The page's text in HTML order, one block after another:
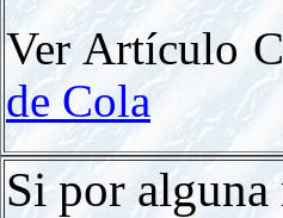
Ver Artículo
de Cola
Si por alguna